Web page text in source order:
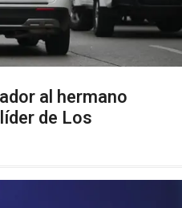
al hermano
de Los